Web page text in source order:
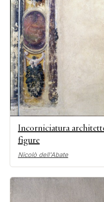
Incorniciatura
figure
Nicolò dell'Abate